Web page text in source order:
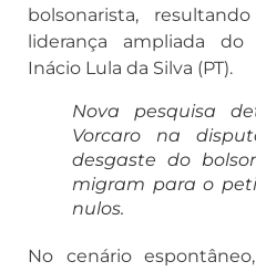
bolsonarista,
liderança ampliada
Inácio Lula da Silva (PT).
Nova pesquisa
Vorcaro na
desgaste do
migram para o
nulos.
No cenário